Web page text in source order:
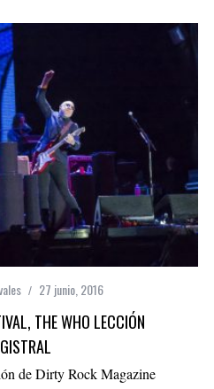
27 junio, 2016
THE WHO LECCIÓN
de Dirty Rock Magazine